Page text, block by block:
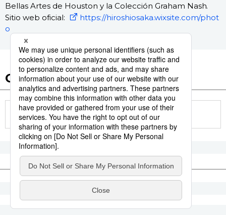
Bellas Artes de Houston y la Colección Graham Nash.
Sitio web oficial:
https://hiroshiosaka.wixsite.com/phot
o
Otros artículos de esta serie